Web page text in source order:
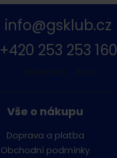
info@gsklub.cz
+420 253 253 160
Vše o nákupu
Doprava a platba
Obchodní podmínky